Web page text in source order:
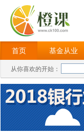
首页 基金从业
从你喜欢的开始：